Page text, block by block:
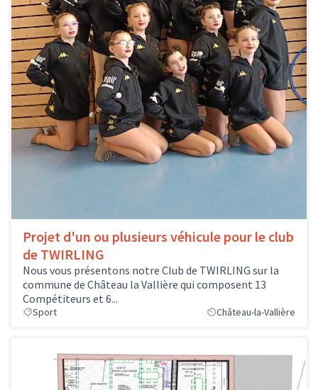
Projet d'un ou plusieurs véhicule pour le club
de TWIRLING
Nous vous présentons notre Club de TWIRLING sur la
commune de Château la Vallière qui composent 13
Compétiteurs et 6...
Sport Château-la-Vallière